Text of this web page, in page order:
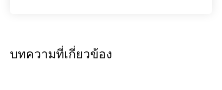
บทความที่เกี่ยวข้อง